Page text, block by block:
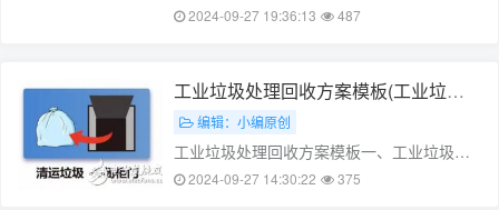
着全球经济的快速发展，物流行业越来越受
将从封闭式货物中转站的功能、优势以及发
展前景等方面进行阐述，为读者提供一些参
考……
2024-09-27 19:36:13 487
工业垃圾处理回收方案模板(工业垃圾
回收处理公司赚钱吗)
编辑：小编原创
工业垃圾处理回收方案模板一、工业垃圾处
理现状随着工业化进程的加快，工业垃圾产
2024-09-27 14:30:22 375